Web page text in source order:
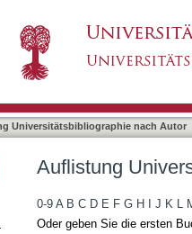
Universitätsbibliographie nach Autor
Auflistung
0-9 A B C D E F G H J K L
Oder geben Sie die ersten